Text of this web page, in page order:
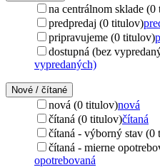
na centrálnom sklade
predpredaj (0 titulov)
pripravujeme (0 titulov)
dostupná (bez
vypredaných)
Nové / čítané
nová (0 titulov)nová
čítaná (0 titulov)čítaná
čítaná - výborný stav (0
čítaná - mierne
opotrebovaná